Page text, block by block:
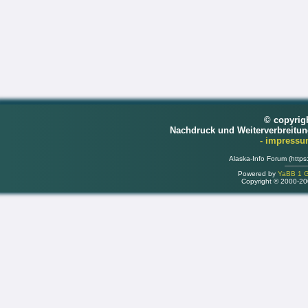
©
Nachdruck und
-
Alaska-Info Forum
Powered by YaBB 1
Copyright © 2000-